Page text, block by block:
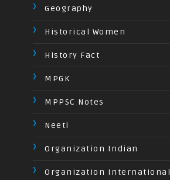
Geography
Historical Women
History Fact
MPGK
MPPSC Notes
Neeti
Organization Indian
Organization International